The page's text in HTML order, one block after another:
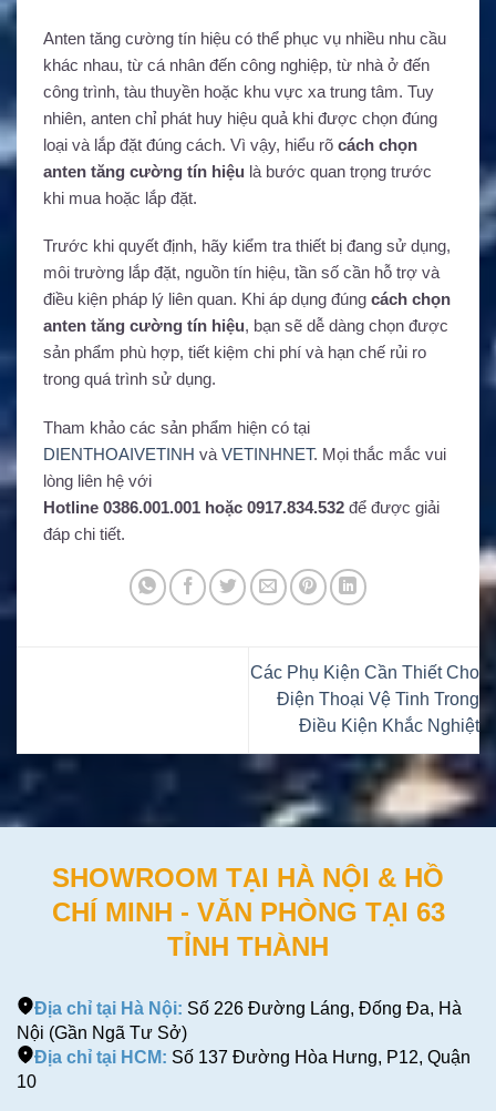
Anten tăng cường tín hiệu có thể phục vụ nhiều nhu cầu
khác nhau, từ cá nhân đến công nghiệp, từ nhà ở đến
công trình, tàu thuyền hoặc khu vực xa trung tâm. Tuy
nhiên, anten chỉ phát huy hiệu quả khi được chọn đúng
loại và lắp đặt đúng cách. Vì vậy, hiểu rõ cách chọn
anten tăng cường tín hiệu là bước quan trọng trước
khi mua hoặc lắp đặt.
Trước khi quyết định, hãy kiểm tra thiết bị đang sử dụng,
môi trường lắp đặt, nguồn tín hiệu, tần số cần hỗ trợ và
điều kiện pháp lý liên quan. Khi áp dụng đúng cách chọn
anten tăng cường tín hiệu, bạn sẽ dễ dàng chọn được
sản phẩm phù hợp, tiết kiệm chi phí và hạn chế rủi ro
trong quá trình sử dụng.
Tham khảo các sản phẩm hiện có tại
DIENTHOAIVETINH và VETINHNET. Mọi thắc mắc vui
lòng liên hệ với
Hotline 0386.001.001 hoặc 0917.834.532 để được giải
đáp chi tiết.
Các Phụ Kiện Cần Thiết Cho
Điện Thoại Vệ Tinh Trong
Điều Kiện Khắc Nghiệt
SHOWROOM TẠI HÀ NỘI & HỒ
CHÍ MINH - VĂN PHÒNG TẠI 63
TỈNH THÀNH
Địa chỉ tại Hà Nội: Số 226 Đường Láng, Đống Đa, Hà
Nội (Gần Ngã Tư Sở)
Địa chỉ tại HCM: Số 137 Đường Hòa Hưng, P12, Quận
10